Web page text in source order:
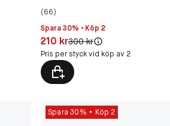
(66)
Spara 30% • Köp 2
Pris: 210 kr
210 krOriginal pris:
300 kr
Pris per styck vid köp av 2
Spara 30% Köp 2